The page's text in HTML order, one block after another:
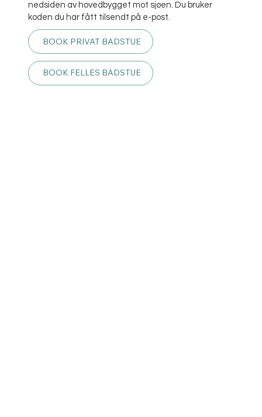
nedsiden av hovedbygget mot sjøen. Du bruker
koden du har fått tilsendt på e-post.
BOOK PRIVAT BADSTUE
BOOK FELLES BADSTUE